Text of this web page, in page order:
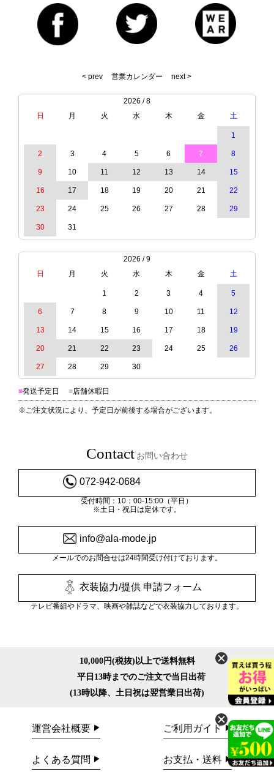
< prev 営業カレンダー next >
2026 / 8
日
月 火 水 木 金 土
1
2 3 4 5 6 7 8
9 10 11 12 13 14 15
16 17 18 19 20 21 22
23 24 25 26 27 28 29
30 31
2026 / 9
日
月 火 水 木 金 土
1 2 3 4 5
6 7 8 9 10 11 12
13 14 15 16 17 18 19
20 21 22 23 24 25 26
27 28 29 30
■発送予定日 ■店舗休暇日
※ご注文状況により、予定日が前後する場合がございます。
Contact お問い合わせ
072-942-0684
受付時間：10：00-15:00（平日）
※土日・祝日は定休です。
info@ala-mode.jp
メールでのお問合せは24時間受け付けております。
衣装協力/提供 申請フォーム
テレビ番組やドラマ、映画や雑誌などで衣装協力しております。
10,000円(税抜)以上で送料無料
平日13時までのご注文で当日出荷
(13時以降、土日祝は翌営業日出荷)
運営会社概要 ご利用ガイド
よくある質問 お支払・送料